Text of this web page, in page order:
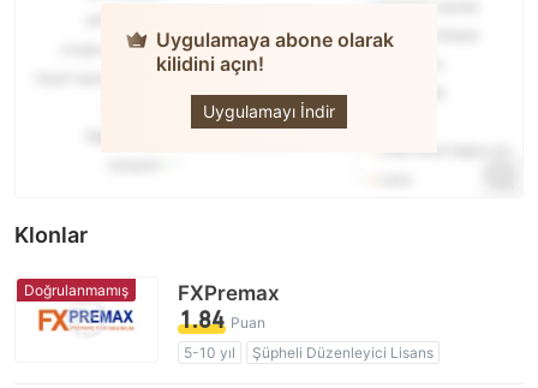
Uygulamaya abone olarak
kilidini açın!
Uygulamayı İndir
TD
Klonlar
Doğrulanmamış FXPremax
1.84 Puan
5-10 yıl
Şüpheli Düzenleyici Lisans